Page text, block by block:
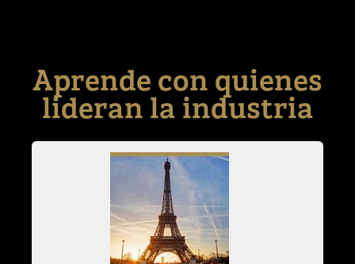
Aprende con quienes
lideran la industria